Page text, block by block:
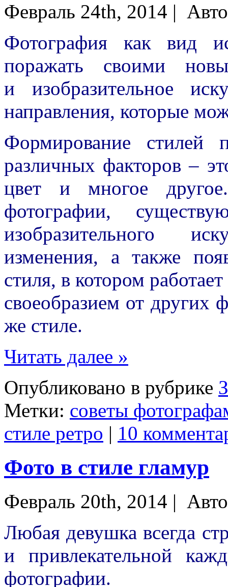
Февраль 24th, 2014 |
Фотография как вид
поражать своими
и изобразительное
направления, которые
Формирование стилей
различных факторов –
цвет и многое
фотографии,
изобразительного
изменения, а также
стиля, в котором
своеобразием от других
же стиле.
Читать далее »
Опубликовано в рубрике
Метки: советы
стиле ретро | 10
Фото в стиле гламур
Февраль 20th, 2014 |
Любая девушка всегда
и привлекательной
фотографии.